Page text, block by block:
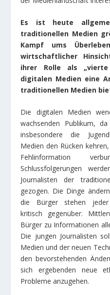
Es ist heute
traditionellen Medien
Kampf ums
wirtschaftlicher
ihrer Rolle als
digitalen Medien eine
traditionellen Medien
Die digitalen Medien
wachsenden Publikum,
insbesondere die
Medien den Rücken
Fehlinformation
Schlussfolgerungen
Journalisten der
gezogen. Die Dinge
die Bürger stehen jeder
kritisch gegenüber.
Bürger zu Informationen
Die jungen Journalisten
Medien und der neuen
den bevorstehenden
sich ergebenden neue
Probleme anzugehen.